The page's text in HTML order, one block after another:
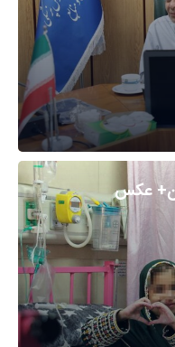
عکس